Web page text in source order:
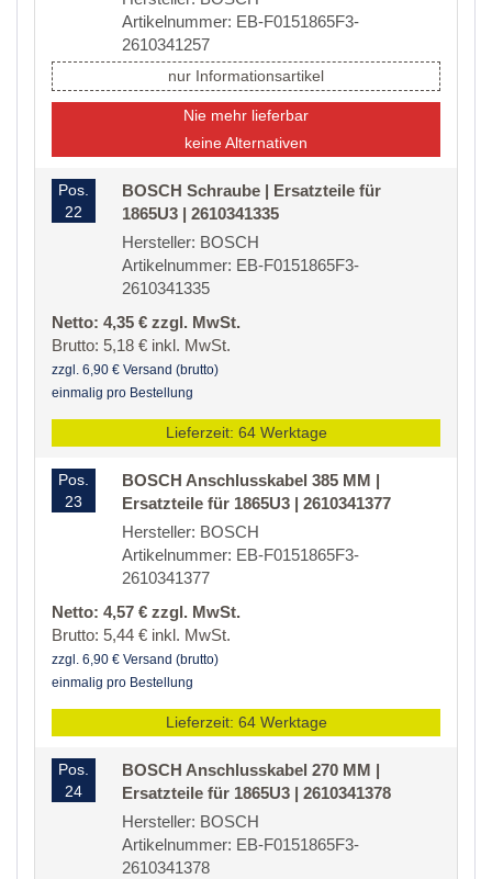
Artikelnummer: EB-F0151865F3-
2610341257
nur Informationsartikel
Nie mehr lieferbar
keine Alternativen
Pos.
22
BOSCH Schraube | Ersatzteile für
1865U3 | 2610341335
Hersteller: BOSCH
Artikelnummer: EB-F0151865F3-
2610341335
Netto: 4,35 € zzgl. MwSt.
Brutto: 5,18 € inkl. MwSt.
zzgl. 6,90 € Versand (brutto)
einmalig pro Bestellung
Lieferzeit: 64 Werktage
Pos.
23
BOSCH Anschlusskabel 385 MM |
Ersatzteile für 1865U3 | 2610341377
Hersteller: BOSCH
Artikelnummer: EB-F0151865F3-
2610341377
Netto: 4,57 € zzgl. MwSt.
Brutto: 5,44 € inkl. MwSt.
zzgl. 6,90 € Versand (brutto)
einmalig pro Bestellung
Lieferzeit: 64 Werktage
Pos.
24
BOSCH Anschlusskabel 270 MM |
Ersatzteile für 1865U3 | 2610341378
Hersteller: BOSCH
Artikelnummer: EB-F0151865F3-
2610341378